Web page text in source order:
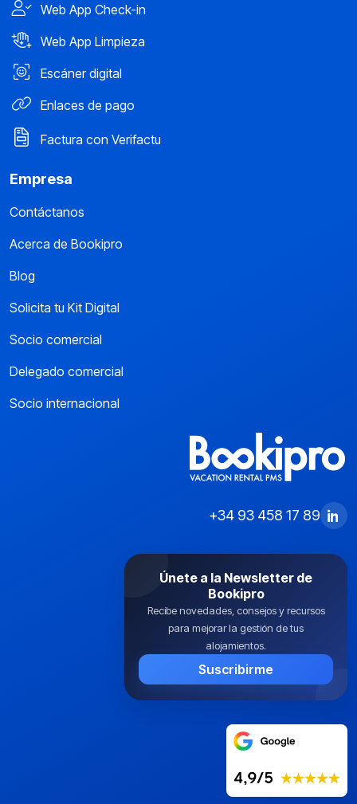
Web App Check-in
Web App Limpieza
Escáner digital
Enlaces de pago
Factura con Verifactu
Empresa
Contáctanos
Acerca de Bookipro
Blog
Solicita tu Kit Digital
Socio comercial
Delegado comercial
Socio internacional
+34 93 458 17 89
Suscribirme
Únete a la Newsletter de
Bookipro
Recibe novedades, consejos y recursos
para mejorar la gestión de tus
alojamientos.